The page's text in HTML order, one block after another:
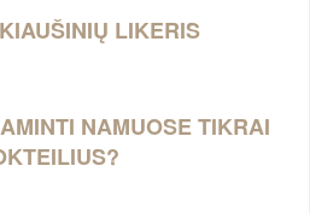
LIKERIS
NAMUOSE TIKRAI